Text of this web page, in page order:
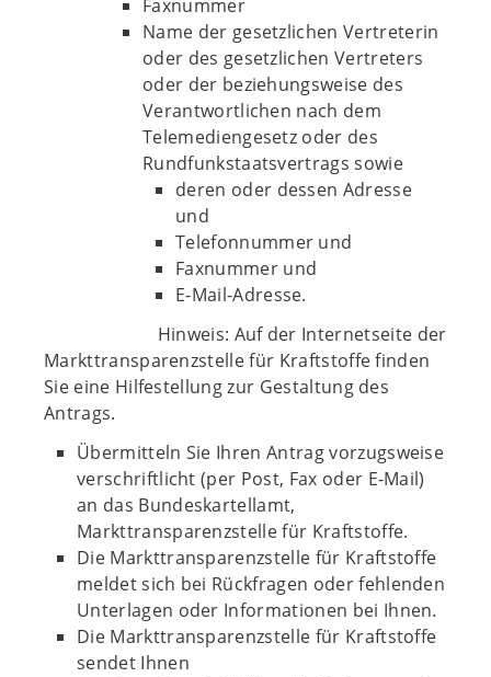
Faxnummer
Name der gesetzlichen Vertreterin
oder des gesetzlichen Vertreters
oder der beziehungsweise des
Verantwortlichen nach dem
Telemediengesetz oder des
Rundfunkstaatsvertrags sowie
deren oder dessen Adresse
und
Telefonnummer und
Faxnummer und
E-Mail-Adresse.
Hinweis: Auf der Internetseite der
Markttransparenzstelle für Kraftstoffe finden
Sie eine Hilfestellung zur Gestaltung des
Antrags.
Übermitteln Sie Ihren Antrag vorzugsweise
verschriftlicht (per Post, Fax oder E-Mail)
an das Bundeskartellamt,
Markttransparenzstelle für Kraftstoffe.
Die Markttransparenzstelle für Kraftstoffe
meldet sich bei Rückfragen oder fehlenden
Unterlagen oder Informationen bei Ihnen.
Die Markttransparenzstelle für Kraftstoffe
sendet Ihnen